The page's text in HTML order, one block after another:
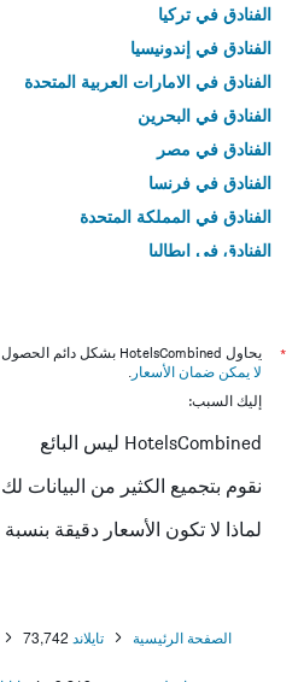
الفنادق في تركيا
الفنادق في إندونيسيا
الفنادق في الامارات العربية المتحدة
الفنادق في البحرين
الفنادق في مصر
الفنادق في فرنسا
الفنادق في المملكة المتحدة
الفنادق في إيطاليا
*
يحاول HotelsCombined بشكل دائم الحصول على الأسعار الدقيقة، ولكن
لا يمكن ضمان الأسعار .
إليك السبب:
HotelsCombined ليس البائع
نقوم بتجميع الكثير من البيانات لك
لماذا لا تكون الأسعار دقيقة بنسبة 100٪؟
الصفحة الرئيسية تايلاند 73,742